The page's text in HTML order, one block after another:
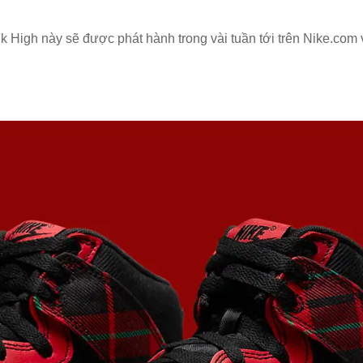
High này sẽ được phát hành trong vài tuần tới trên Nike.com